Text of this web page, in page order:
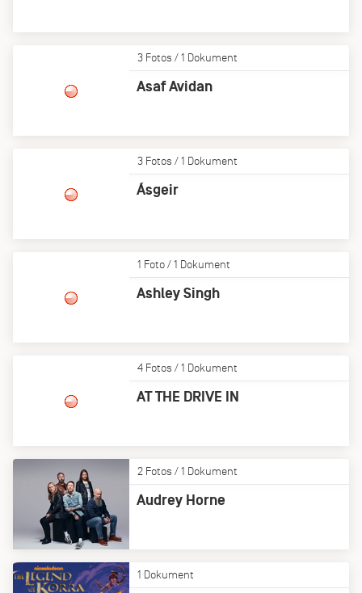
3 Fotos / 1 Dokument
Asaf Avidan
3 Fotos / 1 Dokument
Ásgeir
1 Foto / 1 Dokument
Ashley Singh
4 Fotos / 1 Dokument
AT THE DRIVE IN
2 Fotos / 1 Dokument
Audrey Horne
1 Dokument